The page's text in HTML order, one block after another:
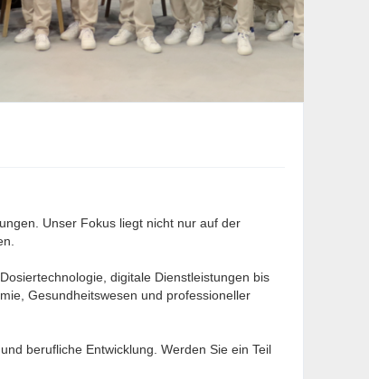
Unser Fokus liegt nicht nur auf der
digitale Dienstleistungen bis
Gesundheitswesen und professioneller
berufliche Entwicklung. Werden Sie ein Teil